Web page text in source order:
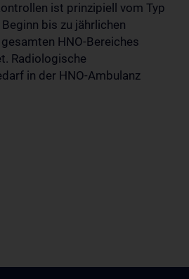
ist prinzipiell vom Typ
bis zu jährlichen
HNO-Bereiches
Radiologische
in der HNO-Ambulanz